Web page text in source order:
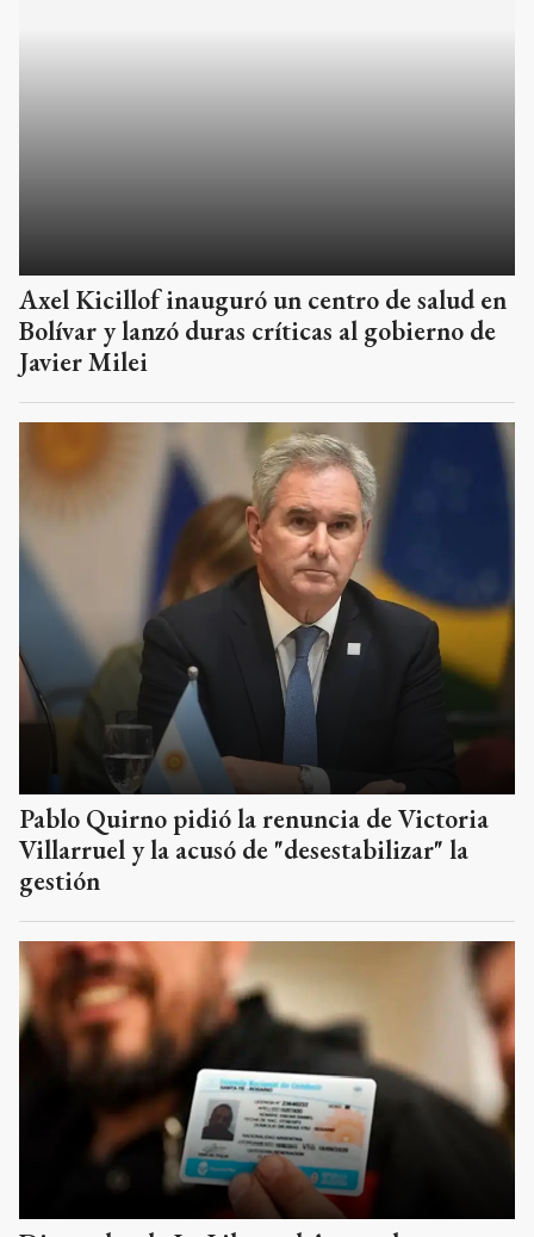
Pablo Quirno pidió la renuncia de Victoria
Villarruel y la acusó de "desestabilizar" la
Diputados de La Libertad Avanza buscan
que las multas no impidan renovar la licencia
de conducir